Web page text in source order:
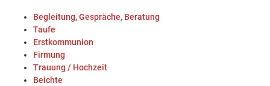
Begleitung, Gespräche, Beratung
Taufe
Erstkommunion
Firmung
Trauung / Hochzeit
Beichte